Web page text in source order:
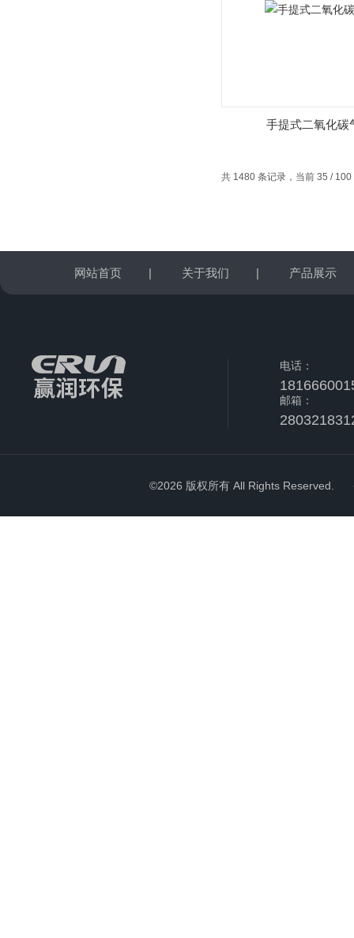
手提式二氧化碳
共 1480 条记录，当前 35 /
网站首页 | 关于我们 | 产品展示
电话：
邮箱：
©2026 版权所有 All Rights Reserved.